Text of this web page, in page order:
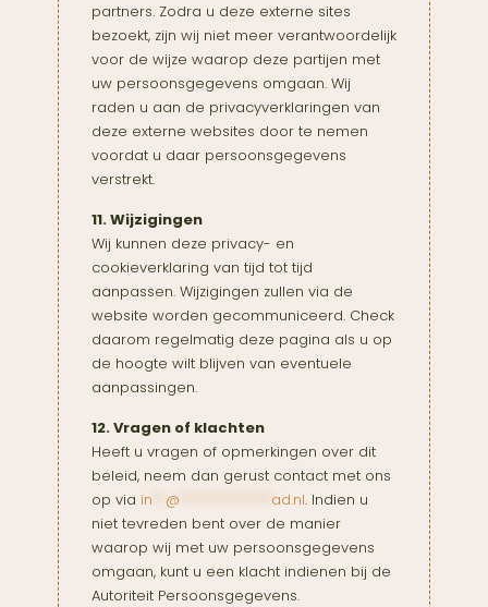
partners. Zodra u deze externe sites
bezoekt, zijn wij niet meer verantwoordelijk
voor de wijze waarop deze partijen met
uw persoonsgegevens omgaan. Wij
raden u aan de privacyverklaringen van
deze externe websites door te nemen
voordat u daar persoonsgegevens
verstrekt.
11. Wijzigingen
Wij kunnen deze privacy- en
cookieverklaring van tijd tot tijd
aanpassen. Wijzigingen zullen via de
website worden gecommuniceerd. Check
daarom regelmatig deze pagina als u op
de hoogte wilt blijven van eventuele
aanpassingen.
12. Vragen of klachten
Heeft u vragen of opmerkingen over dit
beleid, neem dan gerust contact met ons
op via in @ ad.nl. Indien u
niet tevreden bent over de manier
waarop wij met uw persoonsgegevens
omgaan, kunt u een klacht indienen bij de
Autoriteit Persoonsgegevens.